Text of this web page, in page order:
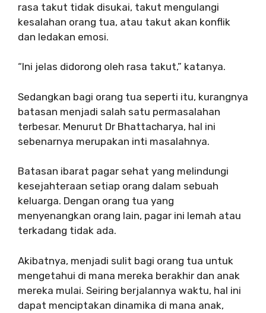
rasa takut tidak disukai, takut mengulangi
kesalahan orang tua, atau takut akan konflik
dan ledakan emosi.
“Ini jelas didorong oleh rasa takut,” katanya.
Sedangkan bagi orang tua seperti itu, kurangnya
batasan menjadi salah satu permasalahan
terbesar. Menurut Dr Bhattacharya, hal ini
sebenarnya merupakan inti masalahnya.
Batasan ibarat pagar sehat yang melindungi
kesejahteraan setiap orang dalam sebuah
keluarga. Dengan orang tua yang
menyenangkan orang lain, pagar ini lemah atau
terkadang tidak ada.
Akibatnya, menjadi sulit bagi orang tua untuk
mengetahui di mana mereka berakhir dan anak
mereka mulai. Seiring berjalannya waktu, hal ini
dapat menciptakan dinamika di mana anak,